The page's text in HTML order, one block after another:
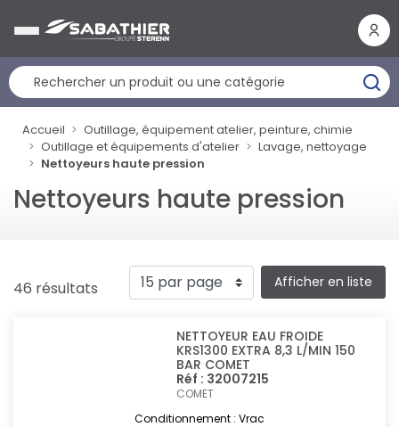
Accueil
Outillage, équipement atelier, peinture, chimie
Outillage et équipements d'atelier
Lavage, nettoyage
Nettoyeurs haute pression
Nettoyeurs haute pression
46 résultats Afficher en liste
NETTOYEUR EAU FROIDE
KRS1300 EXTRA 8,3 L/MIN 150
BAR COMET
Réf : 32007215
COMET
Conditionnement : Vrac